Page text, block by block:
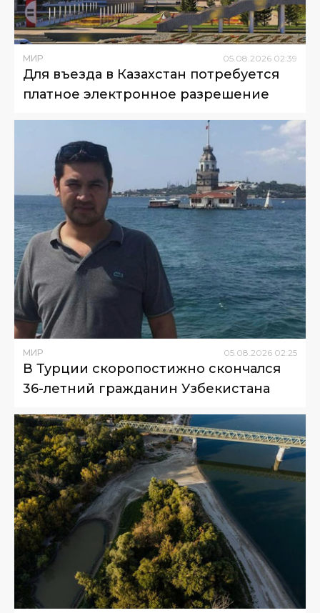
МИР 05 08 2026 02:39
Для въезда в Казахстан потребуется
платное электронное разрешение
МИР 05 08 2026 02:25
В Турции скоропостижно скончался
36-летний гражданин Узбекистана